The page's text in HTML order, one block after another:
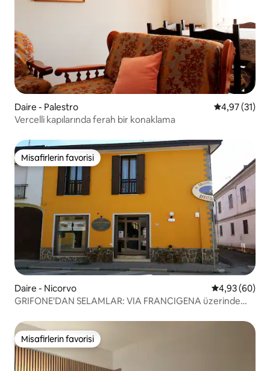
Daire - Palestro 5 üzerinden
4,97 (31)
Vercelli kapılarında ferah bir konaklama
Misafirlerin favorisi
Misafirlerin favorisi
Daire - Nicorvo 5 üzerinden
4,93 (60)
GRIFONE'DAN SELAMLAR: VIA FRANCIGENA üzerinde
Misafirlerin favorisi
Misafirlerin favorisi